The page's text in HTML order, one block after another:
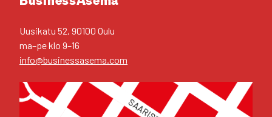
Uusi­ka­tu 52, 90100 Oulu
ma–pe klo 9–16
info@businessasema.com